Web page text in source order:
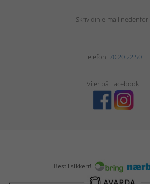
Skriv din e-mail nedenfor.
Telefon: 70 20 22 50
Vi er på Facebook
Bestil sikkert!